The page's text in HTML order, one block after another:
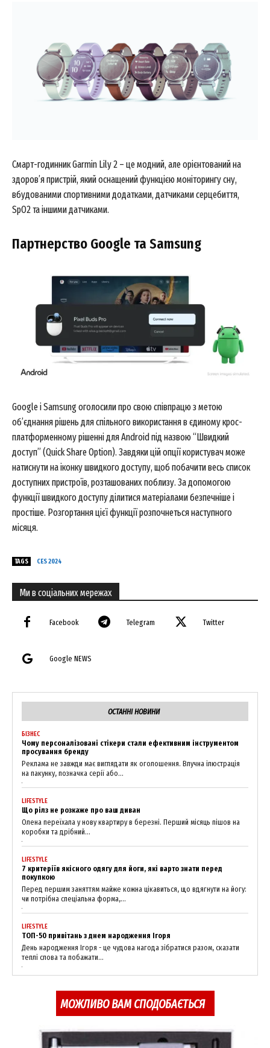
Смарт-годинник Garmin Lily 2 – це модний, але орієнтований на
здоров’я пристрій, який оснащений функцією моніторингу сну,
вбудованими спортивними додатками, датчиками серцебиття,
SpO2 та іншими датчиками.
Партнерство Google та Samsung
Google і Samsung оголосили про свою співпрацю з метою
об’єднання рішень для спільного використання в єдиному крос-
платформенному рішенні для Android під назвою “Швидкий
доступ” (Quick Share Option). Завдяки цій опції користувач може
натиснути на іконку швидкого доступу, щоб побачити весь список
доступних пристроїв, розташованих поблизу. За допомогою
функції швидкого доступу ділитися матеріалами безпечніше і
простіше. Розгортання цієї функції розпочнеться наступного
місяця.
TAGS CES 2024
Ми в соціальних мережах
Facebook Telegram Twitter
Google NEWS
ОСТАННІ НОВИНИ
БІЗНЕС
Чому персоналізовані стікери стали ефективним інструментом
просування бренду
Реклама не завжди має виглядати як оголошення. Влучна ілюстрація
на пакунку, позначка серії або...
LIFESTYLE
Що рілз не розкаже про ваш диван
Олена переїхала у нову квартиру в березні. Перший місяць пішов на
коробки та дрібний...
LIFESTYLE
7 критеріїв якісного одягу для йоги, які варто знати перед
покупкою
Перед першим заняттям майже кожна цікавиться, що вдягнути на йогу:
чи потрібна спеціальна форма,...
LIFESTYLE
ТОП-50 привітань з днем народження Ігоря
День народження Ігоря - це чудова нагода зібратися разом, сказати
теплі слова та побажати...
МОЖЛИВО ВАМ СПОДОБАЄТЬСЯ